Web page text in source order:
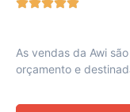
As vendas da Awi
orçamento e